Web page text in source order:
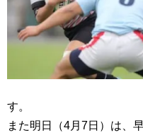
す。
また明日（4月7日）は、